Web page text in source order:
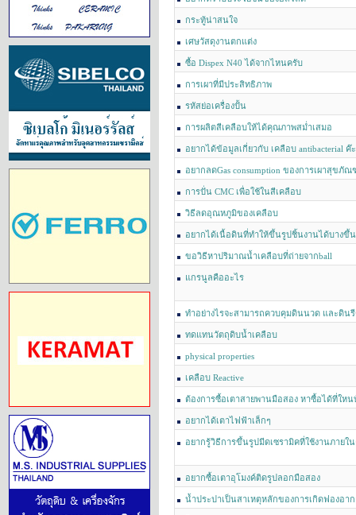
กระทู้น่าสนใจ
เศษวัสดุงานตกแต่ง
ซื้อ Dispex N40 ได้จากไหนครับ
การเผาที่มีประสิทธิภาพ
รหัสย่อเครื่องปั้น
การผลิตสีเคลือบให้ได้คุณภาพสม่ำเสมอ
อยากได้ข้อมูลเกี่ยวกับ เคลือบ antibacterial ค๊ะ
อยากลดGas consumption ของการเผาสุขภัณ
การปั่น CMC เพื่อใช้ในสีเคลือบ
วิธีลดอุณหภูมิของเคลือบ
อยากได้เนื้อดินที่ทำให้ขึ้นรูปชิ้นงานได้บางขึ้น
ขอวิธีหาปริมาณน้ำเคลือบที่ถ่ายจากball
แกรนูลคืออะไร
ทำอย่างไรจะสามารถควบคุมดินนวด และดิน
ทดแทนวัตถุดิบน้ำเคลือบ
physical properties
เคลือบ Reactive
ต้องการซื้อเตาสายพานมือสอง หาซื้อได้ที่ใหน
อยากได้เตาไฟฟ้าเล็กๆ
อยากรู้วิธีการขึ้นรูปมีดเซรามิคที่ใช้งานภายใ
อยากซื้อเตาอุโมงค์ติดรูปลอกมือสอง
น้ำประปาเป็นสาเหตุหลักของการเกิดฟองอา